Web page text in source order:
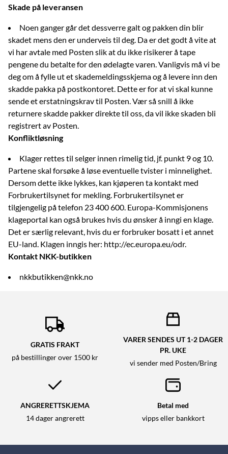
Skade på leveransen
Noen ganger går det dessverre galt og pakken din blir
skadet mens den er underveis til deg. Da er det godt å vite at
vi har avtale med Posten slik at du ikke risikerer å tape
pengene du betalte for den ødelagte varen. Vanligvis må vi be
deg om å fylle ut et skademeldingsskjema og å levere inn den
skadde pakka på postkontoret. Dette er for at vi skal kunne
sende et erstatningskrav til Posten. Vær så snill å ikke
returnere skadde pakker direkte til oss, da vil ikke skaden bli
registrert av Posten.
Konfliktløsning
Klager rettes til selger innen rimelig tid, jf. punkt 9 og 10.
Partene skal forsøke å løse eventuelle tvister i minnelighet.
Dersom dette ikke lykkes, kan kjøperen ta kontakt med
Forbrukertilsynet for mekling. Forbrukertilsynet er
tilgjengelig på telefon 23 400 600. Europa-Kommisjonens
klageportal kan også brukes hvis du ønsker å inngi en klage.
Det er særlig relevant, hvis du er forbruker bosatt i et annet
EU-land. Klagen inngis her: http://ec.europa.eu/odr.
Kontakt NKK-butikken
nkkbutikken@nkk.no
GRATIS FRAKT
på bestillinger over 1500 kr
VARER SENDES UT 1-2 DAGER
PR. UKE
vi sender med Posten/Bring
ANGRERETTSKJEMA
14 dager angrerett
Betal med
vipps eller bankkort